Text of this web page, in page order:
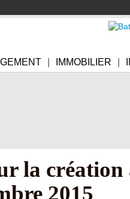
IMMOBILIER
la
2015